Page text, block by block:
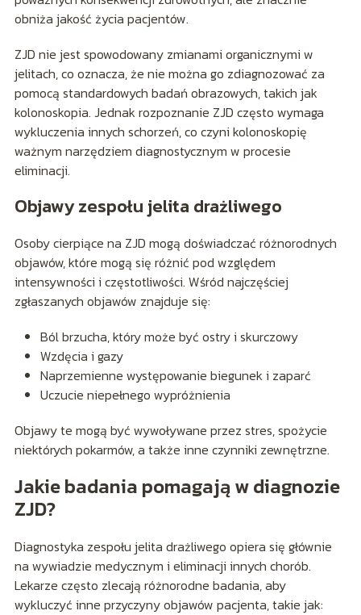
obniża jakość życia pacjentów.
ZJD nie jest spowodowany zmianami organicznymi w
jelitach, co oznacza, że nie można go zdiagnozować za
pomocą standardowych badań obrazowych, takich jak
kolonoskopia. Jednak rozpoznanie ZJD często wymaga
wykluczenia innych schorzeń, co czyni kolonoskopię
ważnym narzędziem diagnostycznym w procesie
eliminacji.
Objawy zespołu jelita drażliwego
Osoby cierpiące na ZJD mogą doświadczać różnorodnych
objawów, które mogą się różnić pod względem
intensywności i częstotliwości. Wśród najczęściej
zgłaszanych objawów znajduje się:
Ból brzucha, który może być ostry i skurczowy
Wzdęcia i gazy
Naprzemienne występowanie biegunek i zaparć
Uczucie niepełnego wypróżnienia
Objawy te mogą być wywoływane przez stres, spożycie
niektórych pokarmów, a także inne czynniki zewnętrzne.
Jakie badania pomagają w diagnozie
ZJD?
Diagnostyka zespołu jelita drażliwego opiera się głównie
na wywiadzie medycznym i eliminacji innych chorób.
Lekarze często zlecają różnorodne badania, aby
wykluczyć inne przyczyny objawów pacjenta, takie jak: